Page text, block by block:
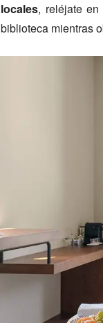
locales, reléjate
biblioteca mientras